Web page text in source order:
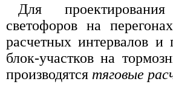
Для проектирования
светофоров на
расчетных интервалов и
блок-участков на
производятся тяговые